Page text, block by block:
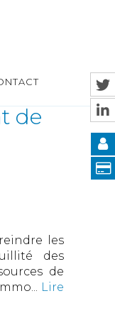
de
les
des
de
Lire